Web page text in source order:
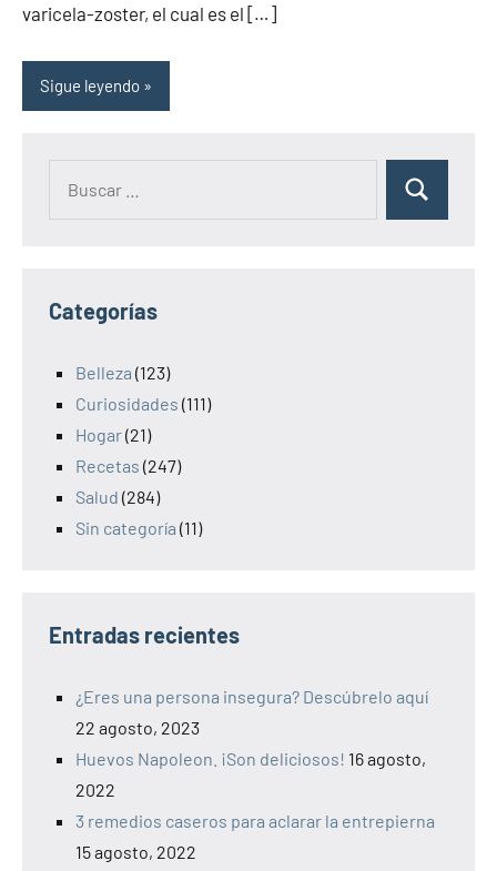
varicela-zoster, el cual es el […]
Sigue leyendo
Categorías
Belleza (123)
Curiosidades (111)
Hogar(21)
Recetas (247)
Salud (284)
Sin categoría (11)
Entradas recientes
¿Eres una persona insegura? Descúbrelo aquí
22 agosto, 2023
Huevos Napoleon. ¡Son deliciosos! 16 agosto,
2022
3 remedios caseros para aclarar la entrepierna
15 agosto, 2022